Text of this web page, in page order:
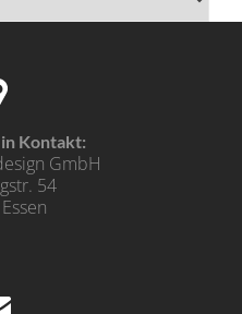
Kontakt:
GmbH
54